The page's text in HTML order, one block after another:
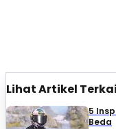
Lihat Artikel
5
Beda